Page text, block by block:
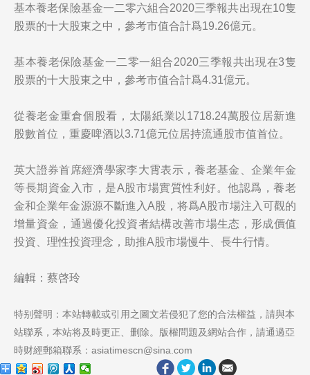
基本養老保險基金一二零六組合2020三季報共出現在10隻
股票的十大股東之中，參考市值合計爲19.26億元。
基本養老保險基金一二零一組合2020三季報共出現在3隻
股票的十大股東之中，參考市值合計爲4.31億元。
從養老金重倉個股看，太陽紙業以1718.24萬股位居新進
股數首位，重慶啤酒以3.71億元位居持流通股市值首位。
英大證券首席經濟學家李大霄表示，養老基金、企業年金
等長期資金入市，是A股市場實質性利好。他認爲，養老
金和企業年金源源不斷進入A股，将爲A股市場注入可觀的
增量資金，通過優化投資者結構改善市場生态，形成價值
投資、理性投資理念，助推A股市場慢牛、長牛行情。
編輯：蔡啓玲
特别聲明：本站轉載或引用之圖文若侵犯了您的合法權益，請與本
站聯系，本站将及時更正、删除。版權問題及網站合作，請通過亞
時财經郵箱聯系：asiatimescn@sina.com